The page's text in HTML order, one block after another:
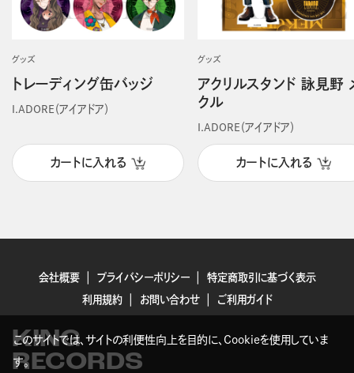
グッズ
トレーディング缶バッジ
I.ADORE（アイアドア）
カートに入れる
グッズ
アクリルスタンド 詠見野
クル
I.ADORE（アイアドア）
カートに入れる
会社概要 プライバシーポリシー
特定商取引に基づく表示
利用規約
お問い合わせ ご利用ガイド
KING
RECORDS
このサイトでは、サイトの利便性向上を目的に、Cookieを使用していま
す。